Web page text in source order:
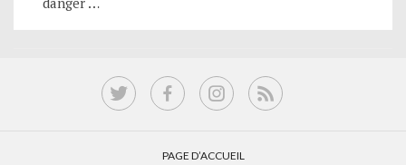
PAGE D’ACCUEIL